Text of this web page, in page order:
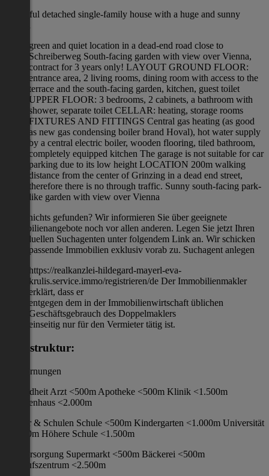
Beautiful detached single-family house with a huge and sunny
green and quiet location in a dead-end road close to
Schreiberweg South-facing garden with view over Vienna,
contract for 3 years only! LAYOUT GROUND FLOOR:
entrance area, 2 living rooms, dining room with access to the
terrace and the south-facing garden, kitchen, guest toilet
UPPER FLOOR: 3 bedrooms, 2 cabinets, a bathroom with
shower, separate toilet CELLAR: heating, storage rooms
FIXTURES AND FITTINGS Central gas heating (as good
as new gas condensing boiler brand Hoval), hot water supply
by a central electric boiler, wooden flooring, tiled bathroom,
completely equipped kitchen The garage is not suitable for car
parking due to its low height LOCATION 200m walking
distance from the center of Grinzing in a dead end street,
therefore there is no through traffic. Sunny south-facing park-
like garden with view over Vienna
Noch nichts gefunden? Wir informieren Sie über geeignete
Immobilienangebote noch vor allen anderen. Legen Sie jetzt Ihren
individuellen Suchagenten unter folgendem Link an. Wir schicken
Ihnen passende Immobilien exklusiv vorab zu. Suchagent anlegen
https://realkanzlei-hildegard-mayerl-eva-
krulis.service.immo/registrieren/de Der Immobilienmakler
erklärt, dass er
entgegen dem in der Immobilienwirtschaft üblichen
Geschäftsgebrauch des Doppelmaklers
einseitig nur für den Vermieter tätig ist.
Infrastruktur:
/ Entfernungen
Gesundheit Arzt <500m Apotheke <500m Klinik <1.500m
Krankenhaus <2.000m
Kinder & Schulen Schule <500m Kindergarten <1.000m Universität
<2.000m Höhere Schule <1.500m
Nahversorgung Supermarkt <500m Bäckerei <500m
Einkaufszentrum <2.500m